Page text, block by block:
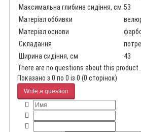
Максимальна глибина сидіння, см 53
Матеріал оббивки
Матеріал основи
Складання
Ширина сидіння, см
43
There are no questions about this product..
Показано з 0 по 0 із 0 (0 сторінок)
Write a question